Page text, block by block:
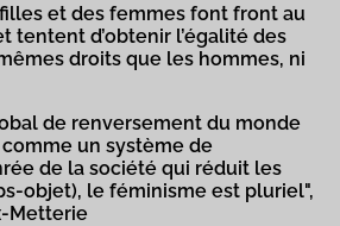
et des femmes font front au
tentent d’obtenir l’égalité des
droits que les hommes, ni
de renversement du monde
un système de
de la société qui réduit les
objet), le féminisme est pluriel",
Metterie